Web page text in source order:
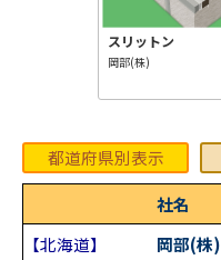
スリットン
岡部(株)
都道府県別表示
社名
【北海道】
岡部(株)